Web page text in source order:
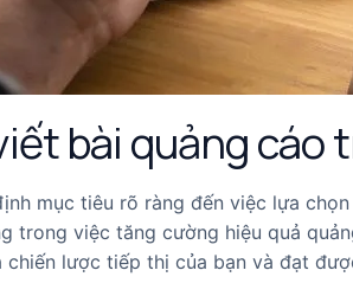
bài quảng cáo
mục tiêu rõ ràng đến việc lựa
trong việc tăng cường hiệu quả
chiến lược tiếp thị của bạn và đạt